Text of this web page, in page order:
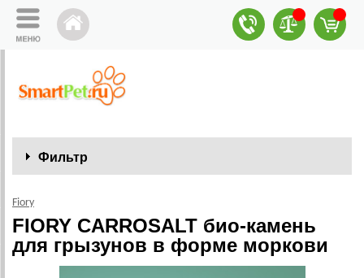
Фильтр
Fiory
FIORY CARROSALT био-камень
для грызунов в форме моркови